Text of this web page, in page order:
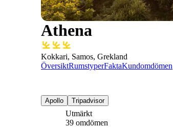
Athena
Kokkari, Samos, Grekland
ÖversiktRumstyperFaktaKundomdömen
Apollo Tripadvisor
Utmärkt
39 omdömen